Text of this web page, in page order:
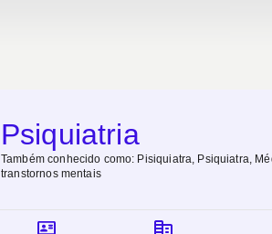
Psiquiatria
Também conhecido como: Pisiquiatra, Psiquiatra,
transtornos mentais